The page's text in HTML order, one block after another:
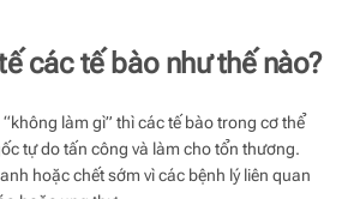
các tế bào như thế nào?
làm gì” thì các tế bào trong cơ thể
tự do tấn công và làm cho tổn thương.
hoặc chết sớm vì các bệnh lý liên quan